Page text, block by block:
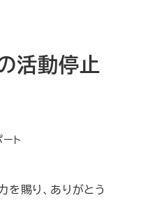
活動停止
ト
賜り、ありがとう